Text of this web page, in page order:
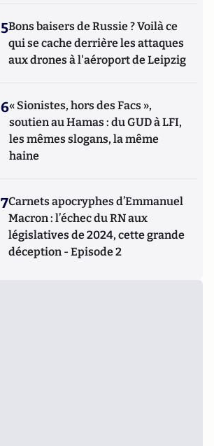
5Bons baisers de Russie ? Voilà ce
qui se cache derrière les attaques
aux drones à l'aéroport de Leipzig
6« Sionistes, hors des Facs »,
soutien au Hamas : du GUD à LFI,
les mêmes slogans, la même
haine
7Carnets apocryphes d’Emmanuel
Macron : l’échec du RN aux
législatives de 2024, cette grande
déception - Episode 2